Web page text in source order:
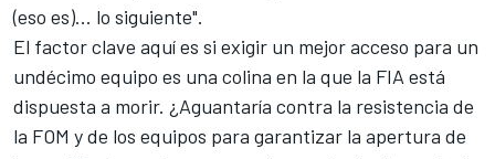
(eso es)... lo siguiente".
El factor clave aquí es si exigir un mejor acceso para un
undécimo equipo es una colina en la que la FIA está
dispuesta a morir. ¿Aguantaría contra la resistencia de
la FOM y de los equipos para garantizar la apertura de